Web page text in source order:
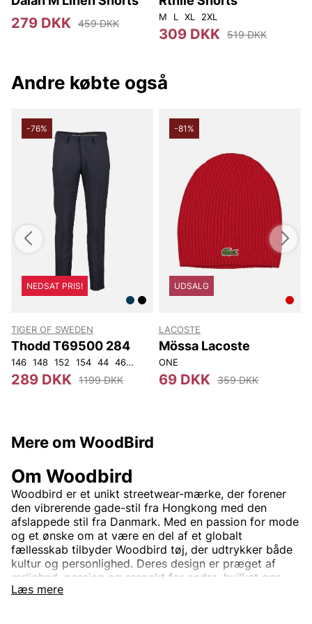
279 DKK 459 DKK
M L XL 2XL
309 DKK 519 DKK
Andre købte også
-76%
NEDSAT PRIS!
TIGER OF SWEDEN
Thodd T69500 284
146 148 152 154 44 46 48 50 52
289 DKK 1199 DKK
-81%
UDSALG
LACOSTE
Mössa Lacoste
ONE
69 DKK 359 DKK
Mere om WoodBird
Læs mere
Om Woodbird
Woodbird er et unikt streetwear-mærke, der forener
den vibrerende gade-stil fra Hongkong med den
afslappede stil fra Danmark. Med en passion for mode
og et ønske om at være en del af et globalt
fællesskab tilbyder Woodbird tøj, der udtrykker både
kultur og personlighed. Deres design er præget af
ærlighed, passion og respekt for andre, hvilket gør
hvert plagg til mere end blot mode – det er en livsstil.